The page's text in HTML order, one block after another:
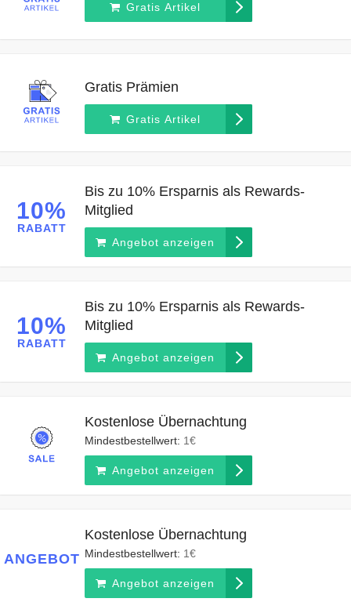
Gratis Artikel
Gratis Prämien
Gratis Artikel
10%
RABATT
Bis zu 10% Ersparnis als Rewards-
Mitglied
Angebot anzeigen
10%
RABATT
Bis zu 10% Ersparnis als Rewards-
Mitglied
Angebot anzeigen
Kostenlose Übernachtung
Mindestbestellwert: 1€
Angebot anzeigen
ANGEBOT
Kostenlose Übernachtung
Mindestbestellwert: 1€
Angebot anzeigen